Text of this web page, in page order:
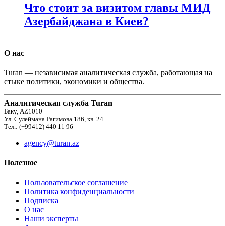
Что стоит за визитом главы МИД
Азербайджана в Киев?
О нас
Turan — независимая аналитическая служба, работающая на
стыке политики, экономики и общества.
Аналитическая служба Turan
Баку, AZ1010
Ул. Сулеймана Рагимова 186, кв. 24
Тел.: (+99412) 440 11 96
agency@turan.az
Полезное
Пользовательское соглашение
Политика конфиденциальности
Подписка
О нас
Наши эксперты